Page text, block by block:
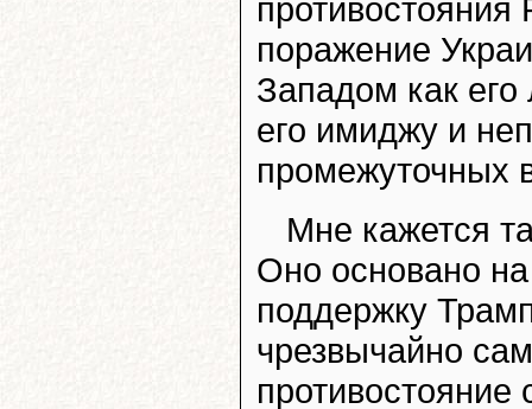
поражение
Западом как
его имиджу и
промежуточных
Мне кажется
Оно основано
поддержку
чрезвычайно